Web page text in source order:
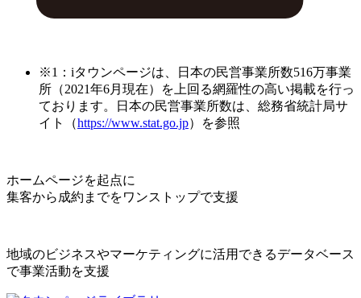
※1：iタウンページは、日本の民営事業所数516万事業
所（2021年6月現在）を上回る網羅性の高い掲載を行っ
ております。日本の民営事業所数は、総務省統計局サ
イト（https://www.stat.go.jp）を参照
ホームページを起点に
集客から成約までをワンストップで支援
地域のビジネスやマーケティングに活用できるデータベース
で事業活動を支援